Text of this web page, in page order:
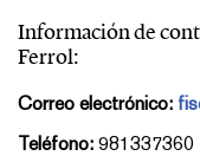
Información de
Ferrol:
Correo electrónico:
Teléfono: 981337360